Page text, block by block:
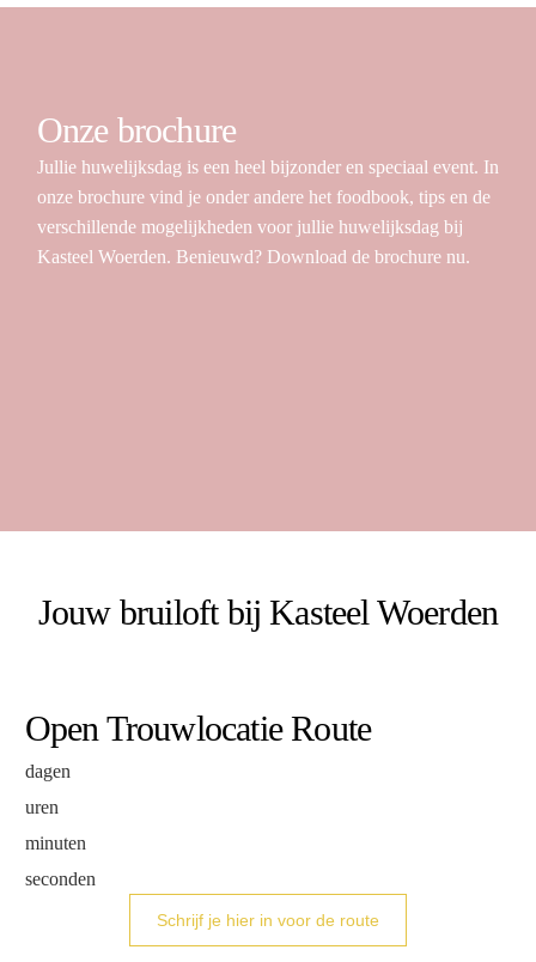
Onze brochure
Jullie huwelijksdag is een heel bijzonder en speciaal event. In
onze brochure vind je onder andere het foodbook, tips en de
verschillende mogelijkheden voor jullie huwelijksdag bij
Kasteel Woerden. Benieuwd? Download de brochure nu.
Jouw bruiloft bij Kasteel Woerden
Open Trouwlocatie Route
dagen
uren
minuten
seconden
Schrijf je hier in voor de route